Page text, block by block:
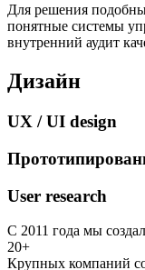
Для решения
понятные системы
внутренний аудит
Дизайн
UX / UI design
User research
С 2011 года мы
20+
Крупных компаний